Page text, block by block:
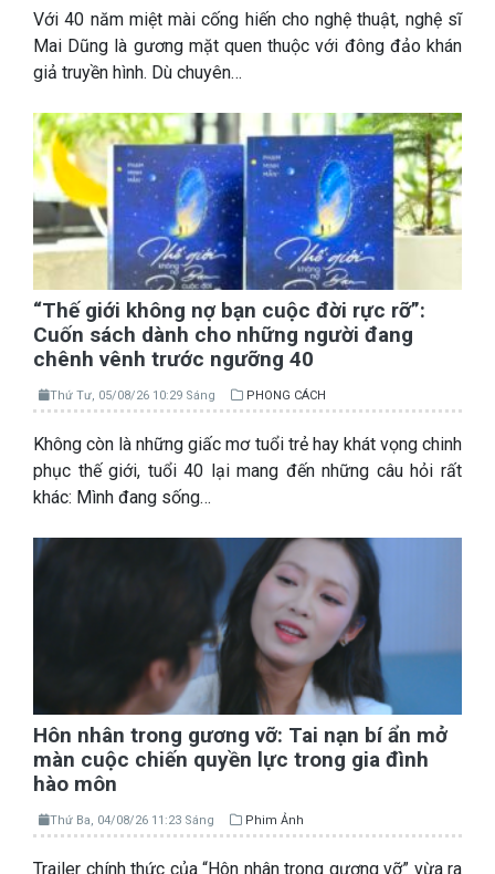
Với 40 năm miệt mài cống hiến cho nghệ thuật, nghệ sĩ
Mai Dũng là gương mặt quen thuộc với đông đảo khán
giả truyền hình. Dù chuyên…
“Thế giới không nợ bạn cuộc đời rực rỡ”:
Cuốn sách dành cho những người đang
chênh vênh trước ngưỡng 40
Thứ Tư, 05/08/26 10:29 Sáng PHONG CÁCH
Không còn là những giấc mơ tuổi trẻ hay khát vọng chinh
phục thế giới, tuổi 40 lại mang đến những câu hỏi rất
khác: Mình đang sống…
Hôn nhân trong gương vỡ: Tai nạn bí ẩn mở
màn cuộc chiến quyền lực trong gia đình
hào môn
Thứ Ba, 04/08/26 11:23 Sáng Phim Ảnh
Trailer chính thức của “Hôn nhân trong gương vỡ” vừa ra